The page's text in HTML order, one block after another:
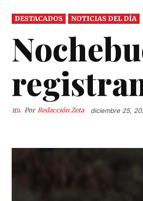
DESTACADOS NOTICIAS DEL DÍA
Por Redacción Zeta diciembre 25,